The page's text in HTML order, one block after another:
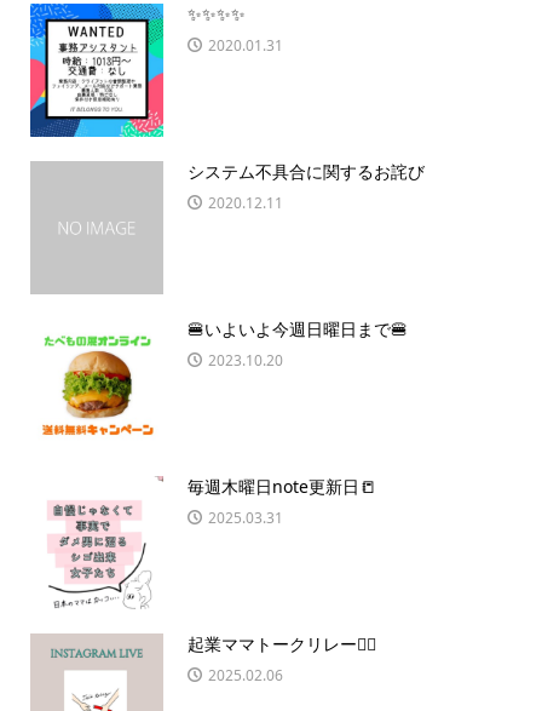
✨✨✨✨
2020.01.31
システム不具合に関するお詫び
2020.12.11
🍔いよいよ今週日曜日まで🍔
2023.10.20
毎週木曜日note更新日📒
2025.03.31
起業ママトークリレー🏃‍♀️
2025.02.06